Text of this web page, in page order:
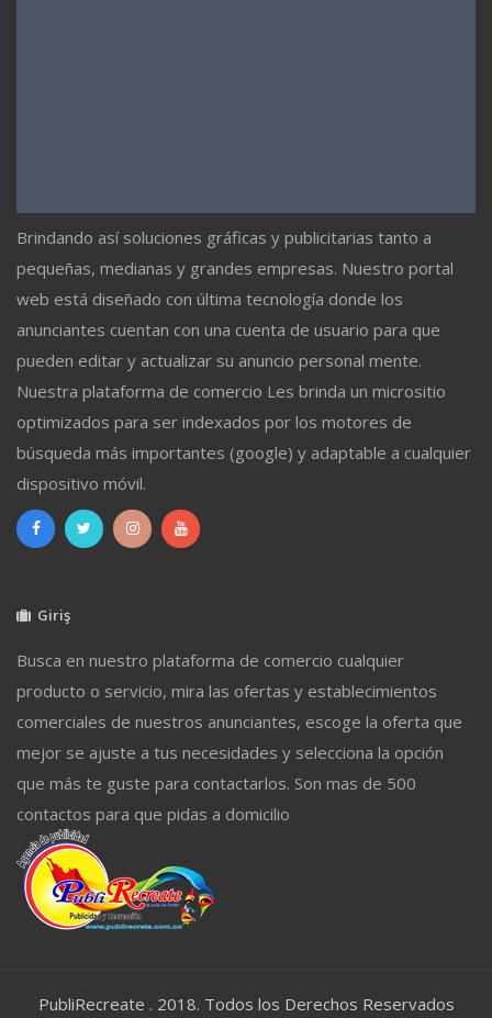
Brindando así soluciones gráficas y publicitarias tanto a
pequeñas, medianas y grandes empresas. Nuestro portal
web está diseñado con última tecnología donde los
anunciantes cuentan con una cuenta de usuario para que
pueden editar y actualizar su anuncio personal mente.
Nuestra plataforma de comercio Les brinda un micrositio
optimizados para ser indexados por los motores de
búsqueda más importantes (google) y adaptable a cualquier
dispositivo móvil.
Giriş
Busca en nuestro plataforma de comercio cualquier
producto o servicio, mira las ofertas y establecimientos
comerciales de nuestros anunciantes, escoge la oferta que
mejor se ajuste a tus necesidades y selecciona la opción
que más te guste para contactarlos. Son mas de 500
contactos para que pidas a domicilio
PubliRecreate . 2018. Todos los Derechos Reservados